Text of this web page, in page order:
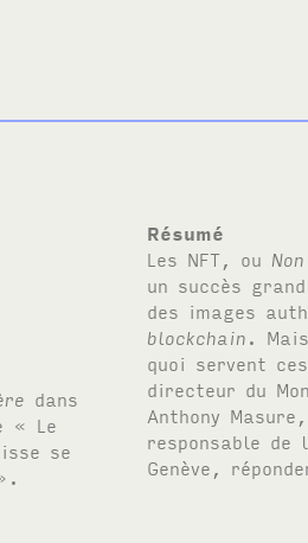
dans
« Le
se
Résumé
Les NFT , ou
un succès
des images
blockchain .
quoi servent ces
directeur du
Anthony
responsable de
Genève,